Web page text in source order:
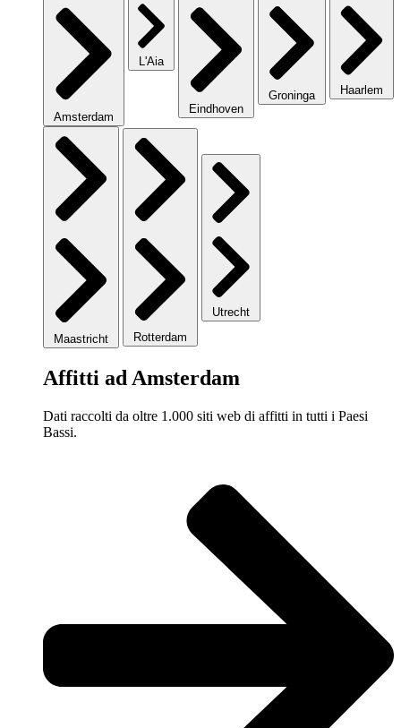
Amsterdam
L'Aia
Eindhoven
Groninga Haarlem
Maastricht Rotterdam
Utrecht
Affitti ad Amsterdam
Dati raccolti da oltre 1.000 siti web di affitti in tutti i Paesi
Bassi.